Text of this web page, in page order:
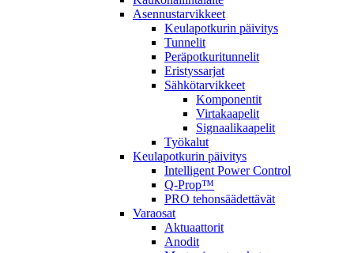
Asennustarvikkeet
Keulapotkurin päivitys
Tunnelit
Peräpotkuritunnelit
Eristyssarjat
Sähkötarvikkeet
Komponentit
Virtakaapelit
Signaalikaapelit
Työkalut
Keulapotkurin päivitys
Intelligent Power Control
Q-Prop™
PRO tehonsäädettävät
Varaosat
Aktuaattorit
Anodit